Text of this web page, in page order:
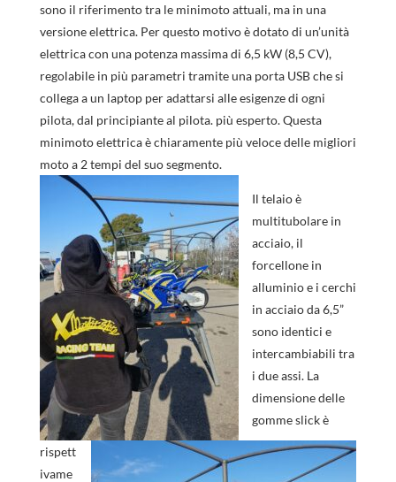
sono il riferimento tra le minimoto attuali, ma in una
versione elettrica. Per questo motivo è dotato di un’unità
elettrica con una potenza massima di 6,5 kW (8,5 CV),
regolabile in più parametri tramite una porta USB che si
collega a un laptop per adattarsi alle esigenze di ogni
pilota, dal principiante al pilota. più esperto. Questa
minimoto elettrica è chiaramente più veloce delle migliori
moto a 2 tempi del suo segmento.
Il telaio è
multitubolare in
acciaio, il
forcellone in
alluminio e i cerchi
in acciaio da 6,5”
sono identici e
intercambiabili tra
i due assi. La
dimensione delle
gomme slick è
rispett
ivame